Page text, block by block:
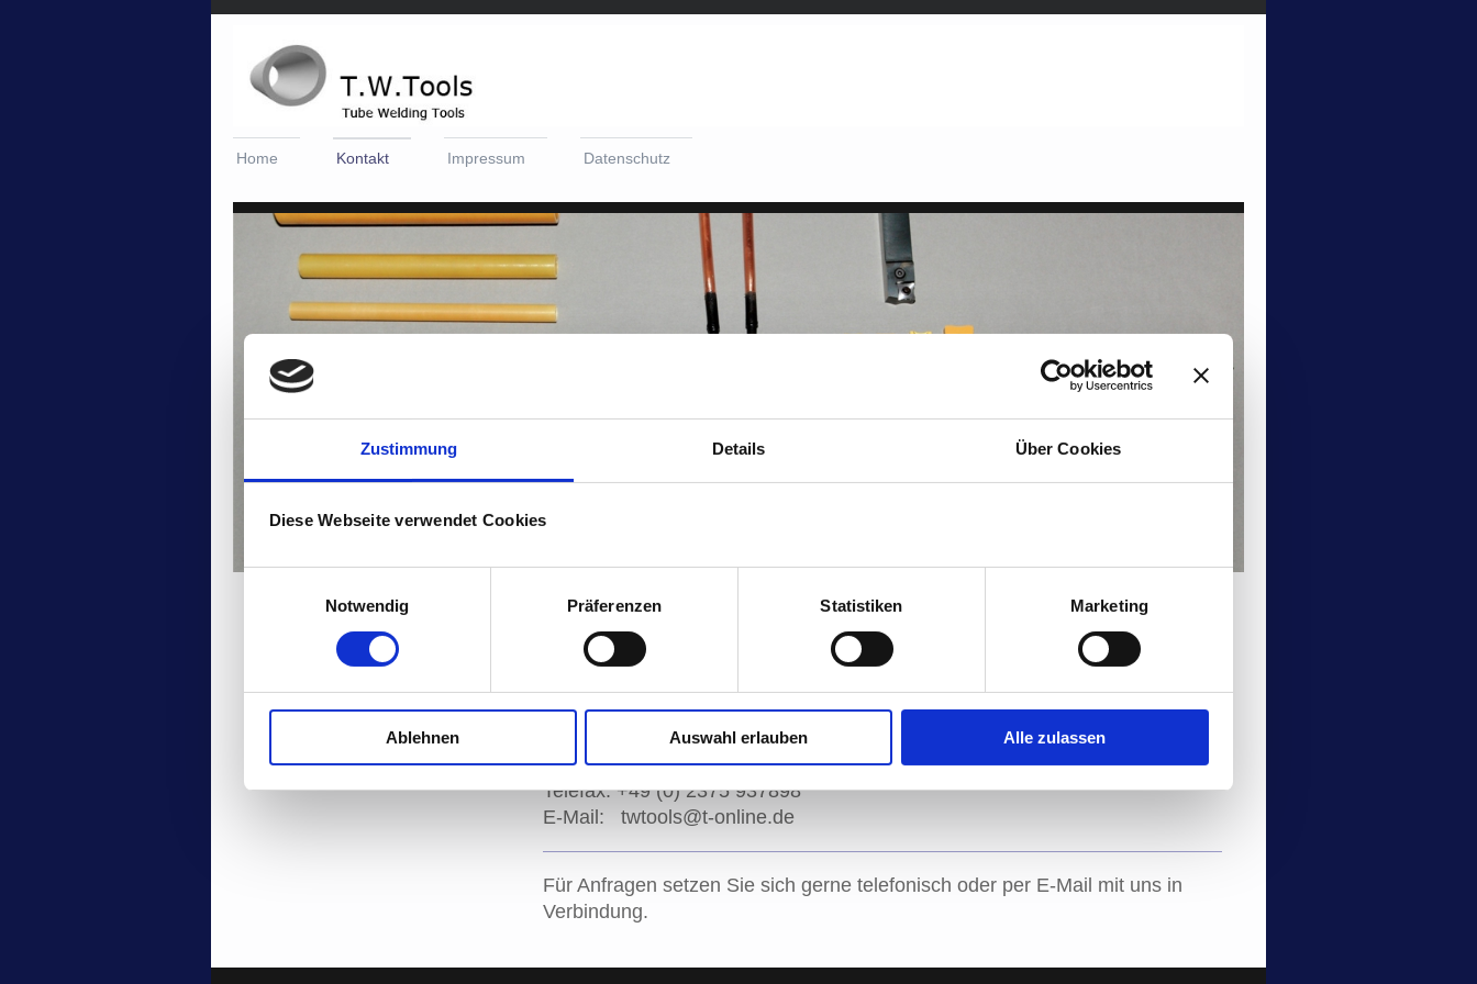
Zustimmung Details Über Cookies
Diese Webseite verwendet Cookies
Notwendig
Präferenzen Statistiken Marketing
Ablehnen Auswahl erlauben Alle zulassen
Home Kontakt Impressum Datenschutz
Kontakt
Heinz-Dieter Teichert
Telefon: +49 (0) 171 6221346
Telefax: +49 (0) 2375 937898
E-Mail: twtools@t-online.de
Für Anfragen setzen Sie sich gerne telefonisch oder per E-Mail mit uns in
Verbindung.